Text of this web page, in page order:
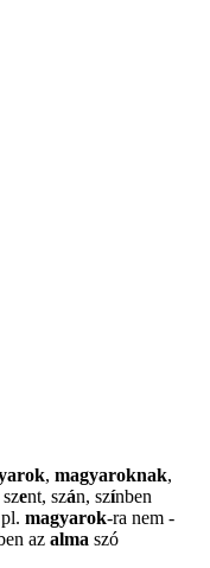
, magyaroknak,
ent, szán, színben
magyarok-ra nem -
az alma szó